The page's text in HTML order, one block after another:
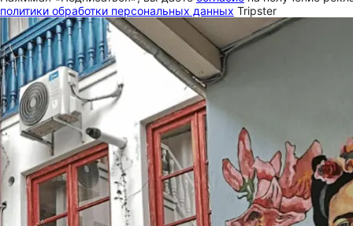
политики обработки персональных данных Tripster